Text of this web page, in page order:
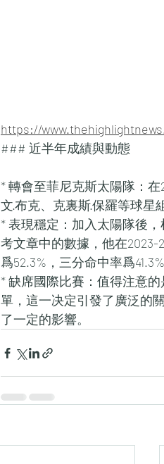
https://
### 近半年成績與動態
* 轉會至菲尼克斯太陽隊：
文·布克、克裏斯·保羅等球星
* 表現穩定：加入太陽隊後
考文章中的數據，他在2023-
爲52.3%，三分命中率爲41.3%
* 缺席國際比賽：值得注意
單，這一决定引發了廣泛的
了一定的影響。